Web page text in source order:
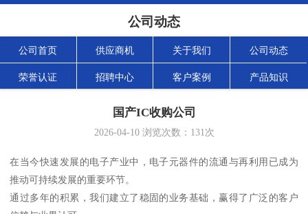
公司动态
公司首页 供应商机 关于我们 公司动态
荣誉认证 招聘中心 客户案例 产品知识
国产IC收购公司
2026-04-10浏览次数： 131次
在当今快速发展的电子产业中，电子元器件的流通与再利用已成为
推动可持续发展的重要环节。
通过多年的积累，我们建立了稳固的业务基础，赢得了广泛的客户